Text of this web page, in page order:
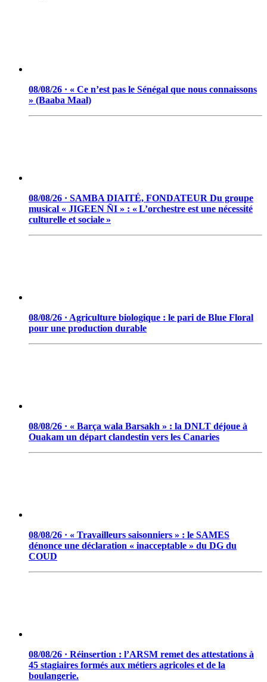
08/08/26 · « Ce n’est pas le Sénégal que nous connaissons
» (Baaba Maal)
08/08/26 · SAMBA DIAITÉ, FONDATEUR Du groupe
musical « JIGEEN ÑI » : « L’orchestre est une nécessité
culturelle et sociale »
08/08/26 · Agriculture biologique : le pari de Blue Floral
pour une production durable
08/08/26 · « Barça wala Barsakh » : la DNLT déjoue à
Ouakam un départ clandestin vers les Canaries
08/08/26 · « Travailleurs saisonniers » : le SAMES
dénonce une déclaration « inacceptable » du DG du
COUD
08/08/26 · Réinsertion : l’ARSM remet des attestations à
45 stagiaires formés aux métiers agricoles et de la
boulangerie.